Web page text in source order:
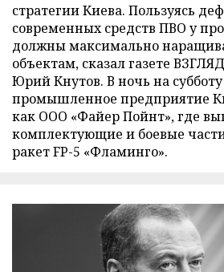
стратегии Киева. Пользуясь
современных средств ПВО у
должны максимально
объектам, сказал газете
Юрий Кнутов. В ночь на
промышленное предприятие
как ООО «Файер Пойнт», где
комплектующие и боевые
ракет FP-5 «Фламинго».